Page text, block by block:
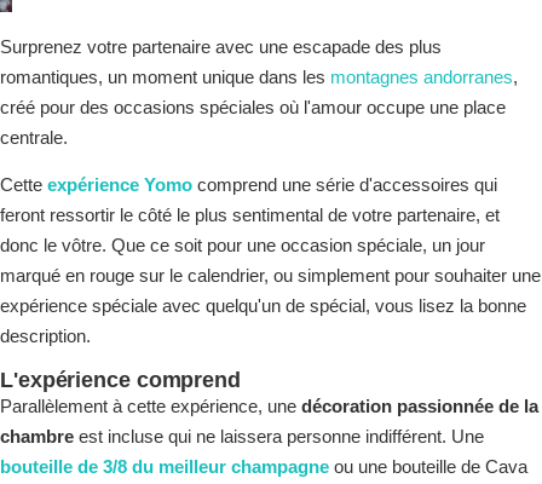
Surprenez votre partenaire avec une escapade des plus
romantiques, un moment unique dans les montagnes andorranes,
créé pour des occasions spéciales où l'amour occupe une place
centrale.
Cette expérience Yomo comprend une série d'accessoires qui
feront ressortir le côté le plus sentimental de votre partenaire, et
donc le vôtre. Que ce soit pour une occasion spéciale, un jour
marqué en rouge sur le calendrier, ou simplement pour souhaiter une
expérience spéciale avec quelqu'un de spécial, vous lisez la bonne
description.
L'expérience comprend
Parallèlement à cette expérience, une décoration passionnée de la
chambre est incluse qui ne laissera personne indifférent. Une
bouteille de 3/8 du meilleur champagne ou une bouteille de Cava